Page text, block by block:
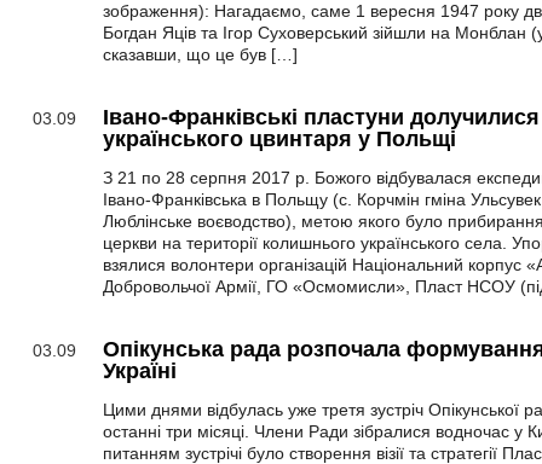
зображення): Нагадаємо, саме 1 вересня 1947 року
Богдан Яців та Ігор Суховерський зійшли на Монблан
сказавши, що це був […]
03.09
Івано-Франківські пластуни
українського цвинтаря у Польщі
З 21 по 28 серпня 2017 р. Божого відбувалася
Івано-Франківська в Польщу (с. Корчмін гміна
Люблінське воєводство), метою якого було
церкви на території колишнього українського села.
взялися волонтери організацій Національний корпус
Добровольчої Армії, ГО «Осмомисли», Пласт НСОУ
03.09
Опікунська рада розпочала формування
Україні
Цими днями відбулась уже третя зустріч Опікунської
останні три місяці. Члени Ради зібралися водночас у
питанням зустрічі було створення візії та стратегії